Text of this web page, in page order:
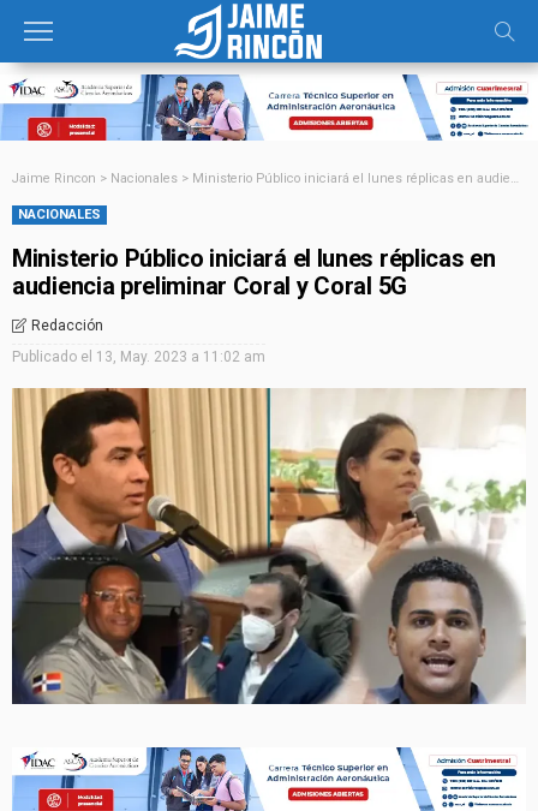
Jaime Rincon > Nacionales > Ministerio Público iniciará el lunes réplicas en audiencia preliminar Coral y Coral 5G
NACIONALES
Ministerio Público iniciará el lunes réplicas en
audiencia preliminar Coral y Coral 5G
Redacción
Publicado el 13, May. 2023 a 11:02 am